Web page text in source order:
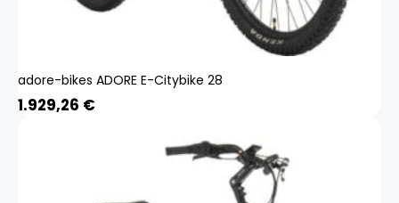
adore-bikes ADORE E-Citybike 28
1.929,26 €